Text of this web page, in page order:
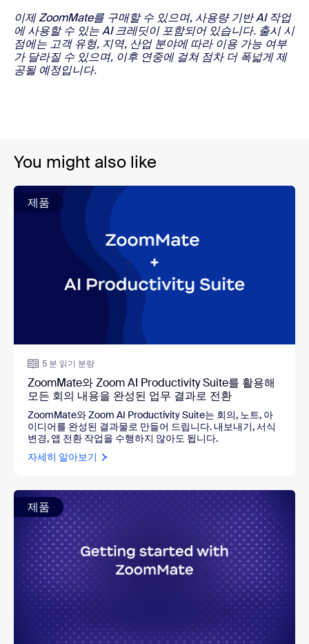
이제 ZoomMate를 구매할 수 있으며, 사용량 기반 AI 작업
에 사용할 수 있는 AI 크레딧이 포함되어 있습니다. 출시 시
점에는 고객 유형, 지역, 산업 분야에 따라 이용 가능 여부
가 달라질 수 있으며, 이후 연중에 걸쳐 점차 더 폭넓게 제
공될 예정입니다.
You might also like
제품
5 분 읽기 분량
ZoomMate와 Zoom AI Productivity Suite를 활용해
모든 회의 내용을 완성된 업무 결과로 전환
ZoomMate와 Zoom AI Productivity Suite는 회의, 노트, 아
이디어를 완성된 결과물로 만들어 드립니다. 내보내기, 서식
변경, 앱 전환 작업을 수행하지 않아도 됩니다.
자세히 알아보기
제품